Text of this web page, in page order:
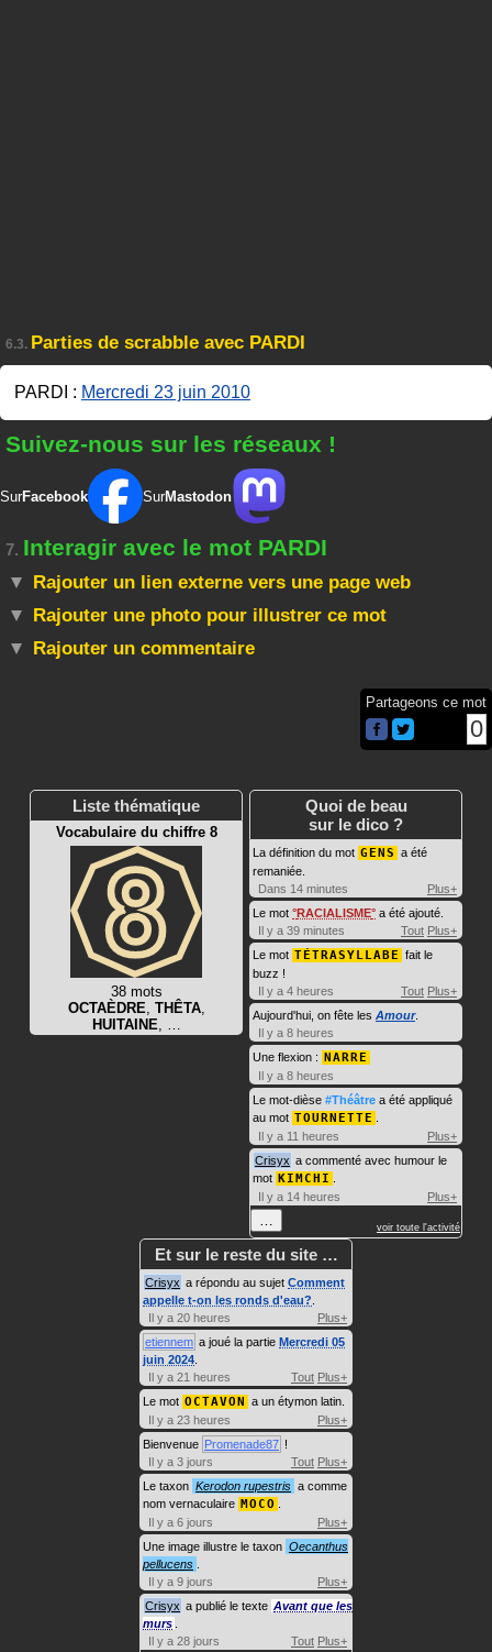
6.3. Parties de scrabble avec PARDI
PARDI : Mercredi 23 juin 2010
Suivez-nous sur les réseaux !
SurFacebook SurMastodon
7. Interagir avec le mot PARDI
Rajouter un lien externe vers une page web
Rajouter une photo pour illustrer ce mot
Rajouter un commentaire
Partageons ce mot
0
Liste thématique
Vocabulaire du chiffre 8
38 mots
OCTAÈDRE, THÊTA,
HUITAINE, …
Quoi de beau
sur le dico ?
La définition du mot GENS a été
remaniée.
Dans 14 minutes
Plus+
Le mot RACIALISME a été ajouté.
Il y a 39 minutes
Tout Plus+
Le mot TÉTRASYLLABE fait le
buzz !
Il y a 4 heures
Tout Plus+
Aujourd'hui, on fête les Amour.
Il y a 8 heures
Une flexion : NARRE
Il y a 8 heures
Le mot-dièse #Théâtre a été appliqué
au mot TOURNETTE
Il y a 11 heures
Plus+
Crisyx a commenté avec humour le
mot KIMCHI
Il y a 14 heures
Plus+
… voir toute l'activité
Et sur le reste du site …
Crisyx a répondu au sujet Comment
appelle t-on les ronds d'eau?
Il y a 20 heures
Plus+
etiennem a joué la partie Mercredi 05
juin 2024
Il y a 21 heures
Tout Plus+
Le mot OCTAVON a un étymon latin.
Il y a 23 heures
Plus+
Bienvenue Promenade87 !
Il y a 3 jours
Tout Plus+
Le taxon Kerodon rupestris a comme
nom vernaculaire MOCO
Il y a 6 jours
Plus+
Une image illustre le taxon Oecanthus
pellucens
Il y a 9 jours
Plus+
Crisyx a publié le texte Avant que les
murs
Il y a 28 jours
Tout Plus+